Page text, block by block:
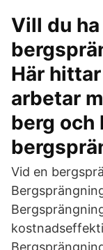
Vill du
Här
arbetar
berg och
Vid en